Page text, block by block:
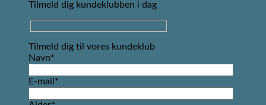
Tilmeld dig kundeklubben i dag
Tilmeld dig til vores kundeklub
Navn*
E-mail*